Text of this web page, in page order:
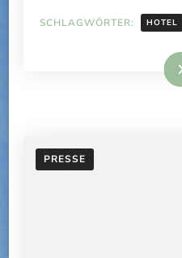
SCHLAGWÖRTER: HOTEL
Weiterlesen
PRESSE